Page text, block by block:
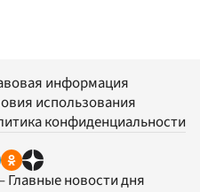
информация
использования
конфиденциальности
Главные новости дня